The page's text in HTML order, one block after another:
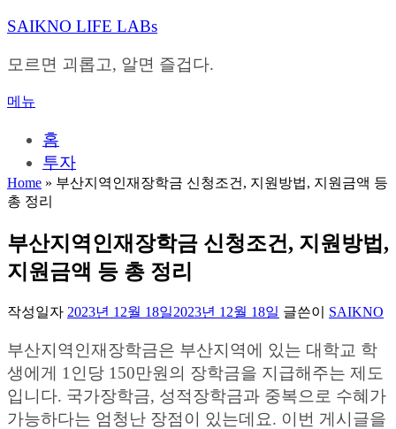
내
으
바
SAIKNO LIFE LABs
모르면 괴롭고, 알면 즐겁다.
메뉴
홈
투자
Home » 부산지역인재장학금 신청조건, 지원방법, 지원금액 등
총 정리
부산지역인재장학금 신청조건, 지원방법,
지원금액 등 총 정리
작성일자 2023년 12월 18일2023년 12월 18일 글쓴이 SAIKNO
부산지역인재장학금은 부산지역에 있는 대학교 학
생에게 1인당 150만원의 장학금을 지급해주는 제도
입니다. 국가장학금, 성적장학금과 중복으로 수혜가
가능하다는 엄청난 장점이 있는데요. 이번 게시글을